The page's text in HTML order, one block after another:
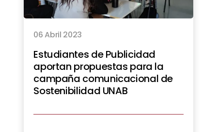
06 Abril 2023
Estudiantes de Publicidad
aportan propuestas para la
campaña comunicacional de
Sostenibilidad UNAB